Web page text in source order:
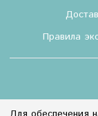
Правила